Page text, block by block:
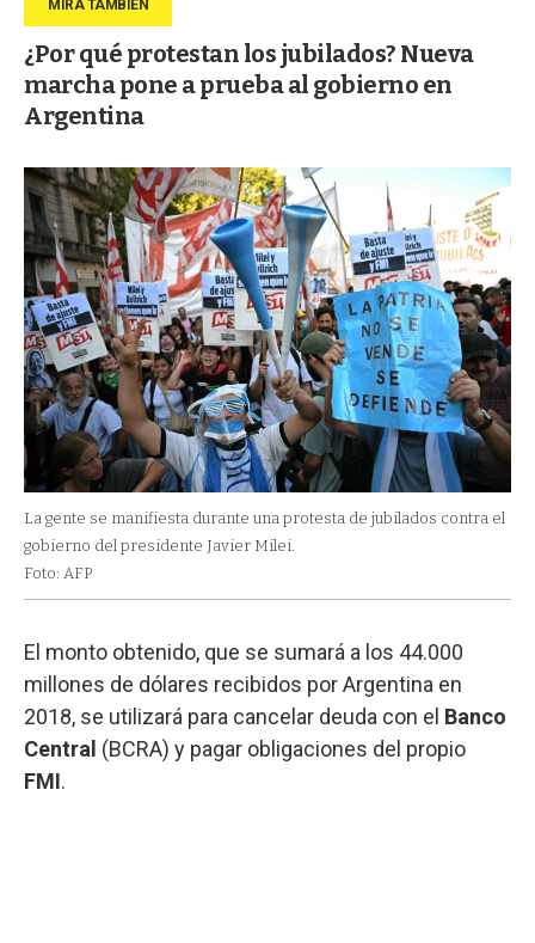
¿Por qué protestan los jubilados? Nueva
marcha pone a prueba al gobierno en
Argentina
La gente se manifiesta durante una protesta de jubilados contra el
gobierno del presidente Javier Milei.
Foto: AFP
El monto obtenido, que se sumará a los 44.000
millones de dólares recibidos por Argentina en
2018, se utilizará para cancelar deuda con el Banco
Central (BCRA) y pagar obligaciones del propio
FMI.